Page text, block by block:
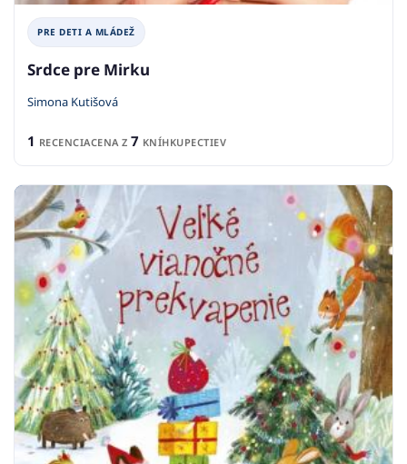
PRE DETI A MLÁDEŽ
Srdce pre Mirku
Simona Kutišová
1 RECENCIACENA Z 7 KNÍHKUPECTIEV